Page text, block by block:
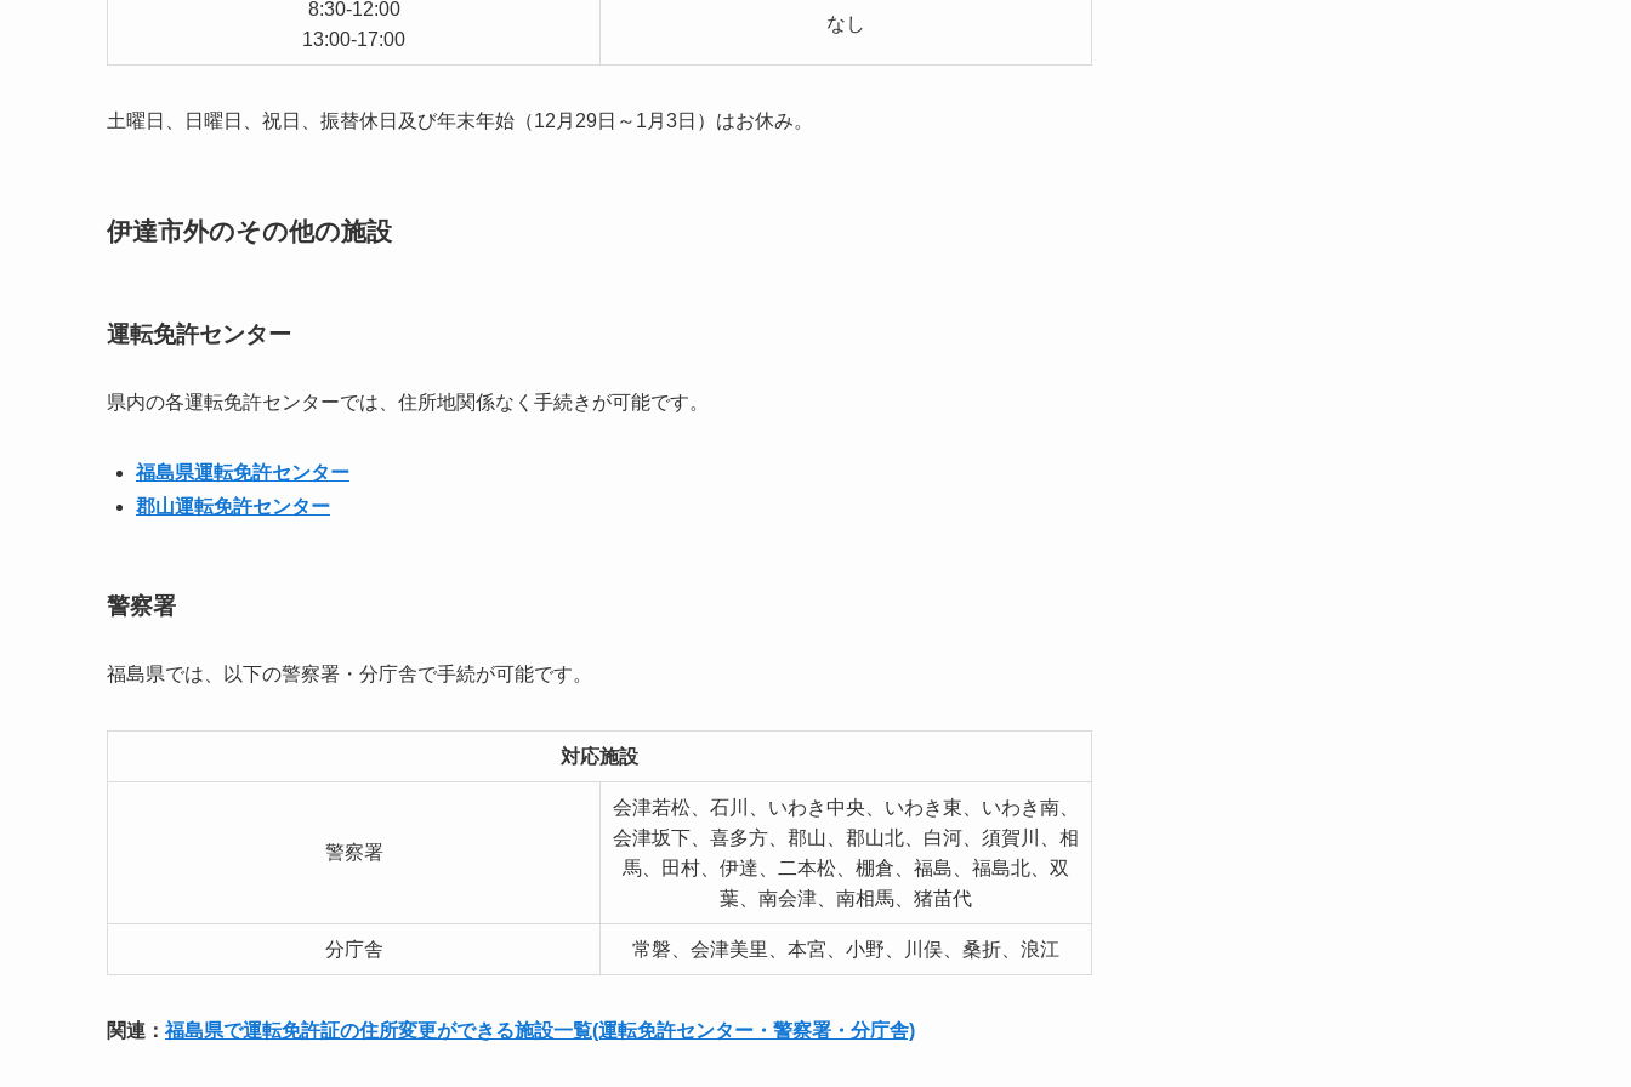
8:30-12:00
13:00-17:00
なし
土曜日、日曜日、祝日、振替休日及び年末年始（12月29日～1月3日）はお休み。
伊達市外のその他の施設
運転免許センター
県内の各運転免許センターでは、住所地関係なく手続きが可能です。
福島県運転免許センター
郡山運転免許センター
警察署
福島県では、以下の警察署・分庁舎で手続が可能です。
対応施設
警察署
会津若松、石川、いわき中央、いわき東、いわき南、
会津坂下、喜多方、郡山、郡山北、白河、須賀川、相
馬、田村、伊達、二本松、棚倉、福島、福島北、双
葉、南会津、南相馬、猪苗代
分庁舎 常磐、会津美里、本宮、小野、川俣、桑折、浪江
関連： 福島県で運転免許証の住所変更ができる施設一覧(運転免許センター・警察署・分庁舎)